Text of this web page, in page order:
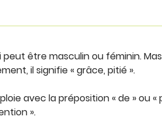
être masculin ou féminin.
il signifie « grâce, pitié ».
avec la préposition « de » ou
».